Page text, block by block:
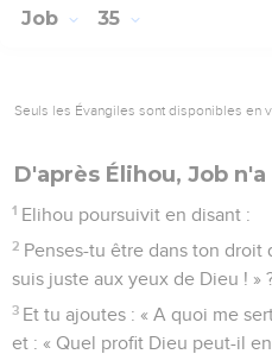
Job 35
Seuls les Évangiles sont disponibles en
D'après Élihou, Job
1 Elihou poursuivit en disant :
2 Penses-tu être dans ton droit
suis juste aux yeux de Dieu ! »
3 Et tu ajoutes : « A quoi me
et : « Quel profit Dieu peut-il